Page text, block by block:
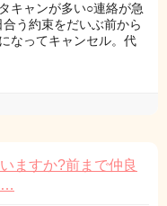
キャンが多い○連絡が急
う約束をだいぶ前から
なってキャンセル。代
ますか?前まで仲良
…